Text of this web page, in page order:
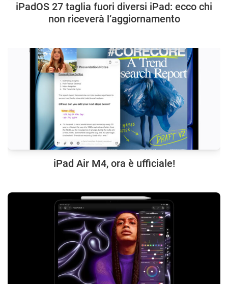
iPadOS 27 taglia fuori diversi iPad: ecco chi
non riceverà l’aggiornamento
iPad Air M4, ora è ufficiale!